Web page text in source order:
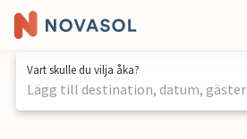
Vart skulle du vilja åka?
Lägg till destination, datum, gäster
1 / 29